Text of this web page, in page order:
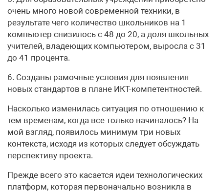
очень много новой современной техники, в
результате чего количество школьников на 1
компьютер снизилось с 48 до 20, а доля школьных
учителей, владеющих компьютером, выросла с 31
до 41 процента.
6. Созданы рамочные условия для появления
новых стандартов в плане ИКТ-компетентностей.
Насколько изменилась ситуация по отношению к
тем временам, когда все только начиналось? На
мой взгляд, появилось минимум три новых
контекста, исходя из которых следует обсуждать
перспективу проекта.
Прежде всего это касается идеи технологических
платформ, которая первоначально возникла в